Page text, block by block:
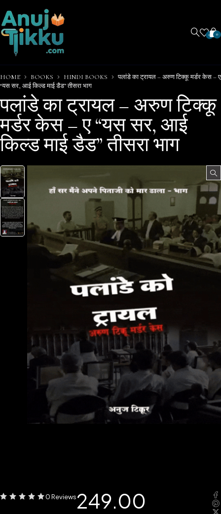
0 0
HOME BOOKS HINDI BOOKS
पलांडे का ट्रायल – अरुण टिक्कू मर्डर केस – ए
“यस सर, आई किल्ड माई डैड” तीसरा भाग
पलांडे का ट्रायल – अरुण टिक्कू
मर्डर केस – ए “यस सर, आई
किल्ड माई डैड” तीसरा भाग
0 Reviews249.00